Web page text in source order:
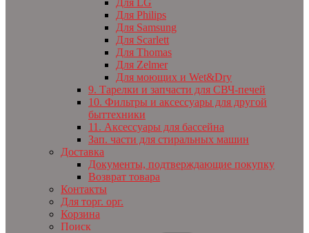
Для LG
Для Philips
Для Samsung
Для Scarlett
Для Thomas
Для Zelmer
Для моющих и Wet&Dry
9. Тарелки и запчасти для СВЧ-печей
10. Фильтры и аксессуары для другой
быттехники
11. Аксессуары для бассейна
Зап. части для стиральных машин
Доставка
Документы, подтверждающие покупку
Возврат товара
Контакты
Для торг. орг.
Корзина
Поиск